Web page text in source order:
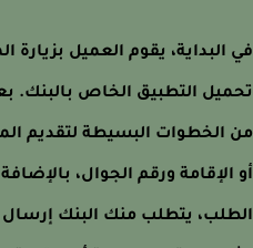
يقوم العميل بزيارة
التطبيق الخاص بالبنك.
الخطوات البسيطة لتقديم
ورقم الجوال، بالإضافة
يتطلب منك البنك إرسال